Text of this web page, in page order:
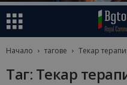
Начало тагове Текар
Таг: Текар